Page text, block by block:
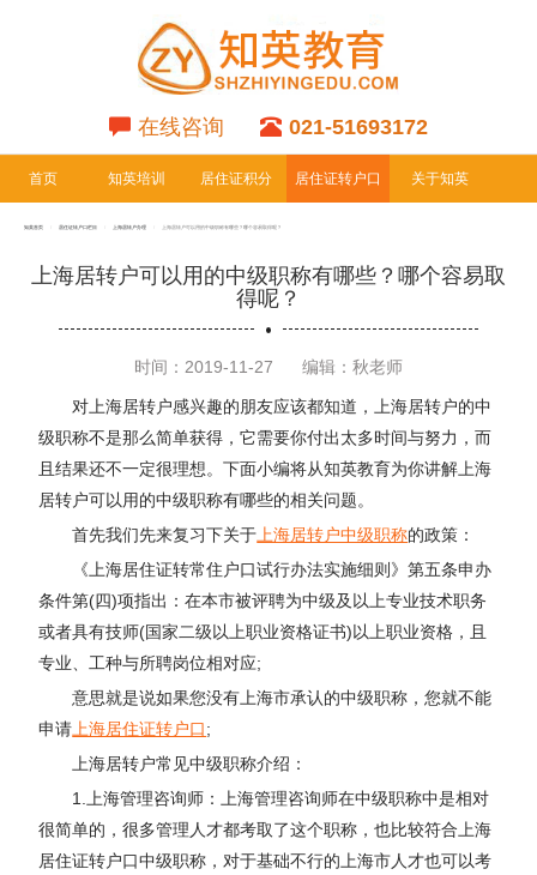
在线咨询 021-51693172
首页 知英培训 居住证积分
专栏
居住证转户口 关于知英
知英首页 居住证转户口栏目 上海居转户办理 上海居转户可以用的中级职称有哪些？哪个容易取得呢？
上海居转户可以用的中级职称有哪些？哪个容易取
得呢？
时间：2019-11-27 编辑：秋老师
对上海居转户感兴趣的朋友应该都知道，上海居转户的中
级职称不是那么简单获得，它需要你付出太多时间与努力，而
且结果还不一定很理想。下面小编将从知英教育为你讲解上海
居转户可以用的中级职称有哪些的相关问题。
首先我们先来复习下关于 上海居转户中级职称的政策：
《上海居住证转常住户口试行办法实施细则》第五条申办
条件第(四)项指出：在本市被评聘为中级及以上专业技术职务
或者具有技师(国家二级以上职业资格证书)以上职业资格，且
专业、工种与所聘岗位相对应;
意思就是说如果您没有上海市承认的中级职称，您就不能
申请 上海居住证转户口;
上海居转户常见中级职称介绍：
1.上海管理咨询师：上海管理咨询师在中级职称中是相对
很简单的，很多管理人才都考取了这个职称，也比较符合上海
居住证转户口中级职称，对于基础不行的上海市人才也可以考